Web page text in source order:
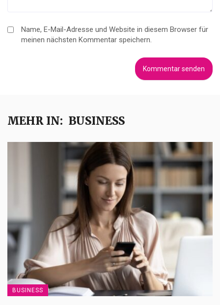
Name, E-Mail-Adresse und Website in diesem Browser für
meinen nächsten Kommentar speichern.
MEHR IN: BUSINESS
BUSINESS